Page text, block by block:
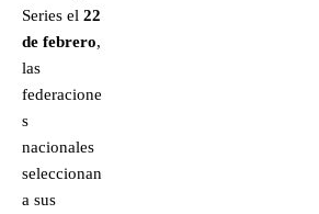
Series el 22
de febrero,
las
federacione
s
nacionales
seleccionan
a sus